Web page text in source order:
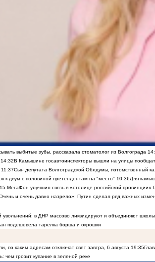
выбитые зубы, рассказала стоматолог из Волгограда
14:32В Камышине госавтоинспекторы вышли на улицы
11:37Сын депутата Волгоградской Облдумы, потомственный
к двум с половиной претендентам на "место" 10:36Для
МегаФон улучшил связь в «столице российской провинции»
и очень давно назрело»: Путин сделал ряд важных
увольнений: в ДНР массово ликвидируют и объединяют
подешевела тарелка борща и окрошки
по каким адресам отключат свет завтра, 6 августа 19:35
чем грозит купание в зеленой реке